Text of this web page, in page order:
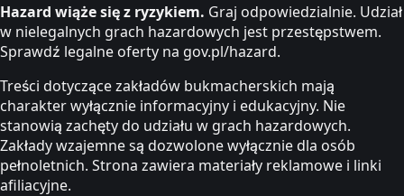
Hazard wiąże się z ryzykiem. Graj odpowiedzialnie. Udział
w nielegalnych grach hazardowych jest przestępstwem.
Sprawdź legalne oferty na gov.pl/hazard.
Treści dotyczące zakładów bukmacherskich mają
charakter wyłącznie informacyjny i edukacyjny. Nie
stanowią zachęty do udziału w grach hazardowych.
Zakłady wzajemne są dozwolone wyłącznie dla osób
pełnoletnich. Strona zawiera materiały reklamowe i linki
afiliacyjne.